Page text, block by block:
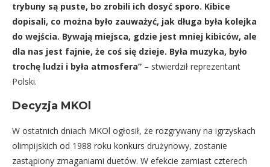
trybuny są puste, bo zrobili ich dosyć sporo. Kibice
dopisali, co można było zauważyć, jak długa była kolejka
do wejścia. Bywają miejsca, gdzie jest mniej kibiców, ale
dla nas jest fajnie, że coś się dzieje. Była muzyka, było
trochę ludzi i była atmosfera” – stwierdził reprezentant
Polski.
Decyzja MKOl
W ostatnich dniach MKOl ogłosił, że rozgrywany na igrzyskach
olimpijskich od 1988 roku konkurs drużynowy, zostanie
zastąpiony zmaganiami duetów. W efekcie zamiast czterech